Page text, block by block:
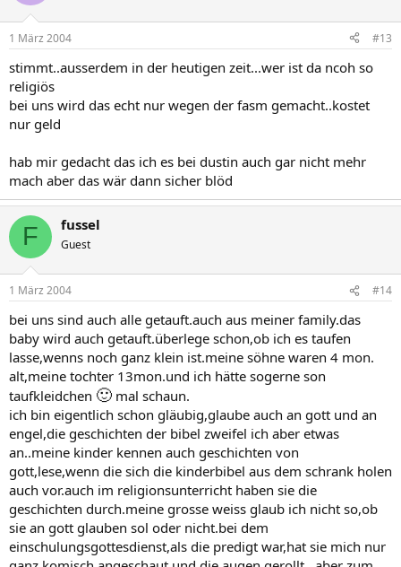
1 März 2004 #13
stimmt..ausserdem in der heutigen zeit...wer ist da ncoh so
religiös
bei uns wird das echt nur wegen der fasm gemacht..kostet
nur geld
hab mir gedacht das ich es bei dustin auch gar nicht mehr
mach aber das wär dann sicher blöd
F fussel
Guest
1 März 2004 #14
bei uns sind auch alle getauft.auch aus meiner family.das
baby wird auch getauft.überlege schon,ob ich es taufen
lasse,wenns noch ganz klein ist.meine söhne waren 4 mon.
alt,meine tochter 13mon.und ich hätte sogerne son
taufkleidchen 🙂 mal schaun.
ich bin eigentlich schon gläubig,glaube auch an gott und an
engel,die geschichten der bibel zweifel ich aber etwas
an..meine kinder kennen auch geschichten von
gott,lese,wenn die sich die kinderbibel aus dem schrank holen
auch vor.auch im religionsunterricht haben sie die
geschichten durch.meine grosse weiss glaub ich nicht so,ob
sie an gott glauben sol oder nicht.bei dem
einschulungsgottesdienst,als die predigt war,hat sie mich nur